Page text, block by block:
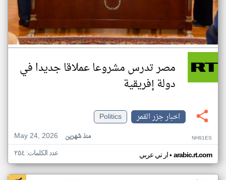
مصر تدرس مشروعا عملاقا جديدا في
دولة إفريقية
اخبار جزر القمر
Politics
May 24, 2026
منذ شهرين NH91ES
ار تي عربي• arabic.rt.com عدد الكلمات: ٢٥٤